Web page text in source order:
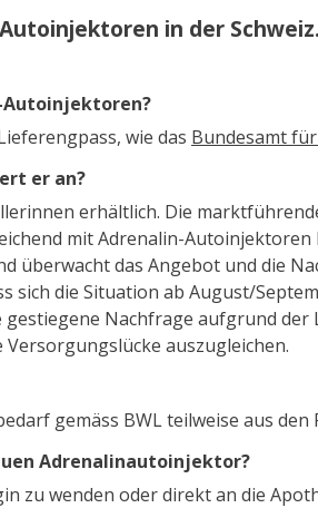
in der
Autoinjektoren?
wie das Bundesamt
er an?
erhältlich. Die
mit Adrenalin-
überwacht das Angebot und die
sich die Situation ab August/
Nachfrage aufgrund
auszugleichen.
gemäss BWL teilweise aus
Adrenalinautoinjektor?
zu wenden oder direkt an die